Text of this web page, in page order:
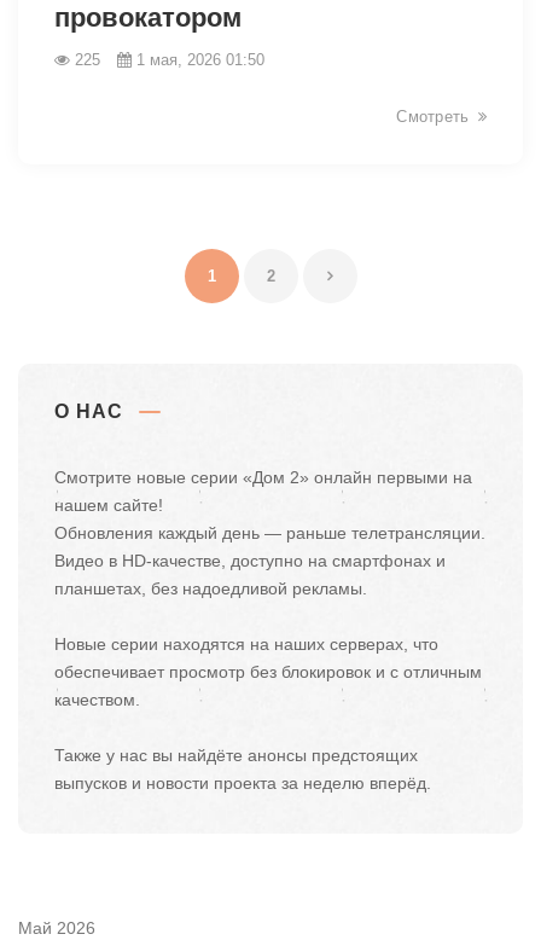
провокатором
225 1 мая, 2026 01:50
Смотреть
1 2
О НАС
Смотрите новые серии «Дом 2» онлайн первыми на
нашем сайте!
Обновления каждый день — раньше телетрансляции.
Видео в HD-качестве, доступно на смартфонах и
планшетах, без надоедливой рекламы.
Новые серии находятся на наших серверах, что
обеспечивает просмотр без блокировок и с отличным
качеством.
Также у нас вы найдёте анонсы предстоящих
выпусков и новости проекта за неделю вперёд.
Май 2026